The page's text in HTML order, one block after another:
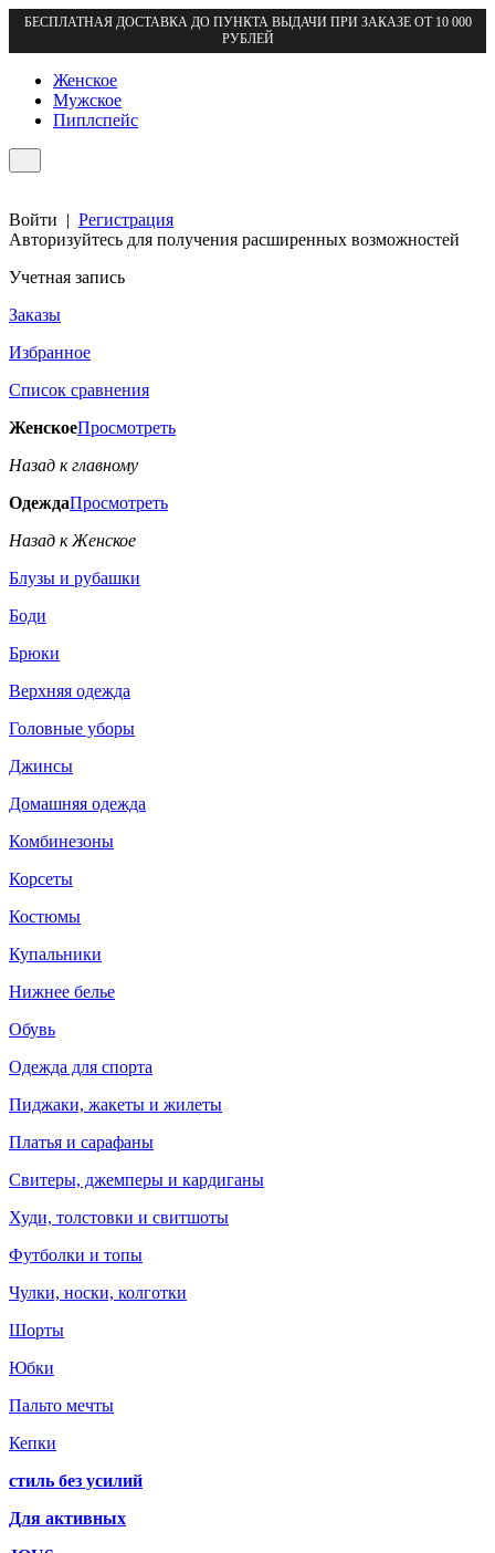
БЕСПЛАТНАЯ ДОСТАВКА ДО ПУНКТА ВЫДАЧИ ПРИ ЗАКАЗЕ ОТ 10 000
РУБЛЕЙ
Женское
Мужское
Пиплспейс
Войти | Регистрация
Авторизуйтесь для получения расширенных возможностей
Учетная запись
Заказы
Избранное
Список сравнения
ЖенскоеПросмотреть
Назад к главному
ОдеждаПросмотреть
Назад к Женское
Блузы и рубашки
Боди
Брюки
Верхняя одежда
Головные уборы
Джинсы
Домашняя одежда
Комбинезоны
Корсеты
Костюмы
Купальники
Нижнее белье
Обувь
Одежда для спорта
Пиджаки, жакеты и жилеты
Платья и сарафаны
Свитеры, джемперы и кардиганы
Худи, толстовки и свитшоты
Футболки и топы
Чулки, носки, колготки
Шорты
Юбки
Пальто мечты
Кепки
стиль без усилий
Для активных